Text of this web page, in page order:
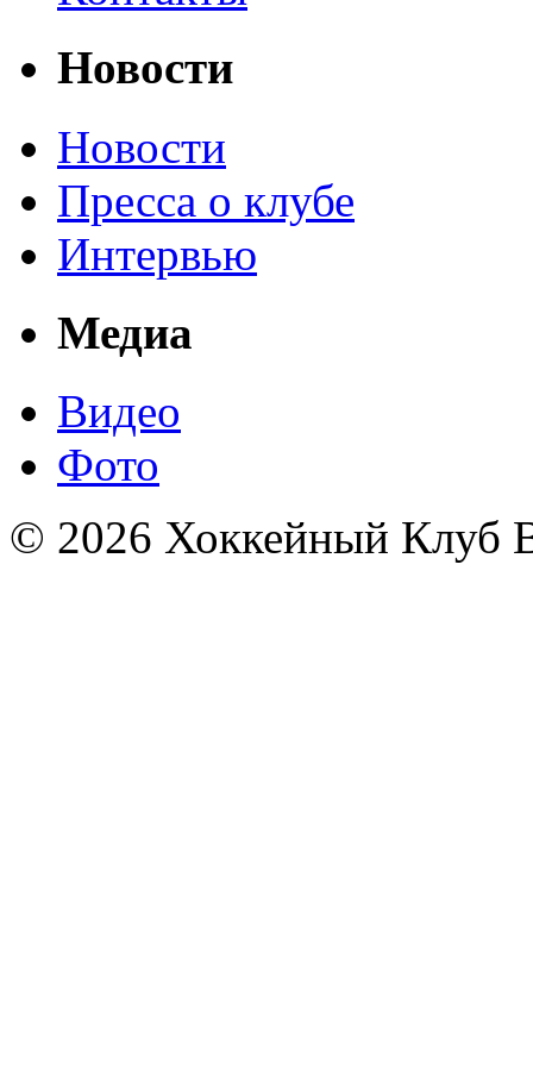
Новости
Новости
Пресса о клубе
Интервью
Медиа
Видео
Фото
© 2026 Хоккейный Клуб